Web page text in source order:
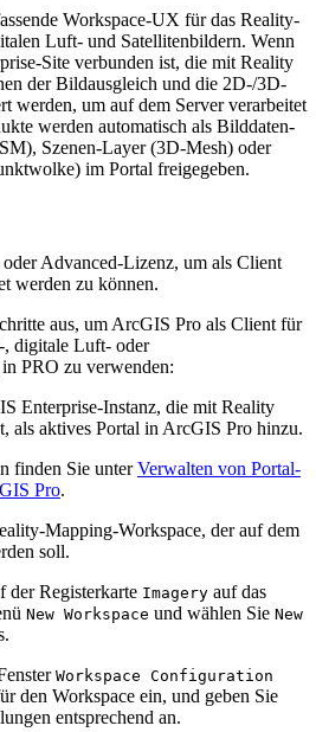
Workspace-UX für das Reality-
Luft- und Satellitenbildern. Wenn
Site verbunden ist, die mit Reality
der Bildausgleich und die 2D-/3D-
werden, um auf dem Server verarbeitet
werden automatisch als Bilddaten-
Szenen-Layer (3D-Mesh) oder
im Portal freigegeben.
Advanced-Lizenz, um als Client
werden zu können.
aus, um ArcGIS Pro als Client für
digitale Luft- oder
PRO zu verwenden:
Enterprise-Instanz, die mit Reality
als aktives Portal in ArcGIS Pro hinzu.
finden Sie unterVerwalten von Portal-
Pro.
Mapping-Workspace, der auf dem
soll.
der Registerkarte Imagery auf das
New Workspace und wählen Sie New
Workspace Configuration
den Workspace ein, und geben Sie
entsprechend an.